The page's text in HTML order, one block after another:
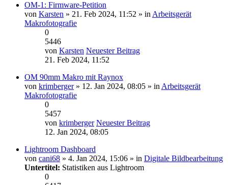
OM-1: Firmware-Petition
von Karsten » 21. Feb 2024, 11:52 » in Arbeitsgerät
Makrofotografie
0
5446
von Karsten Neuester Beitrag
21. Feb 2024, 11:52
OM 90mm Makro mit Raynox
von krimberger» 12. Jan 2024, 08:05 » in Arbeitsgerät
Makrofotografie
0
5457
von krimberger Neuester Beitrag
12. Jan 2024, 08:05
Lightroom Dashboard
von cani68 » 4. Jan 2024, 15:06 » in Digitale Bildbearbeitung
Untertitel: Statistiken aus Lightroom
0